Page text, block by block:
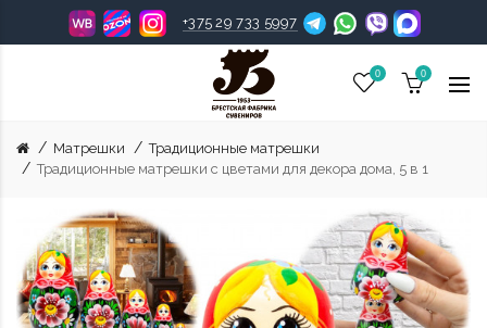
+375 29 733 5997
0 0
Матрешки
Традиционные матрешки
Традиционные матрешки с цветами для декора дома, 5 в 1